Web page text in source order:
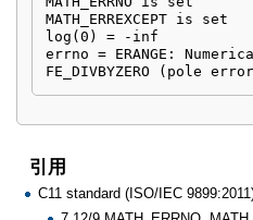
MATH_ERREXCEPT is set
log(0) = -inf
errno = ERANGE:
FE_DIVBYZERO (pole
引用
C11 standard (ISO/IEC